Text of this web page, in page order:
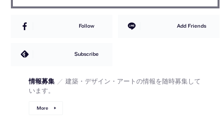
Follow Add Friends
Subscribe
情報募集 ／ 建築・デザイン・アートの情報を随時募集して
います。
More